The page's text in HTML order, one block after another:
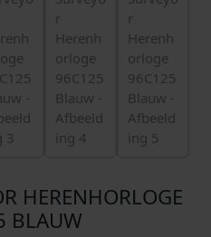
HERENHORLOGE
BLAUW